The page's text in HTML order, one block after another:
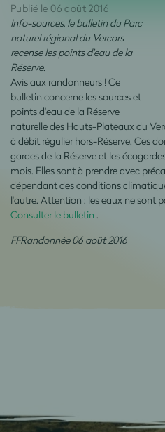
Publié le 06 août 2016
Info-sources, le bulletin du Parc
naturel régional du Vercors
recense les points d’eau de la
Réserve.
Avis aux randonneurs ! Ce
bulletin concerne les sources et
points d'eau de la Réserve
naturelle des Hauts-Plateaux du
à débit régulier hors-Réserve. Ces
gardes de la Réserve et les
mois. Elles sont à prendre avec
dépendant des conditions
l'autre. Attention : les eaux ne sont
Consulter le bulletin .
FFRandonnée 06 août 2016